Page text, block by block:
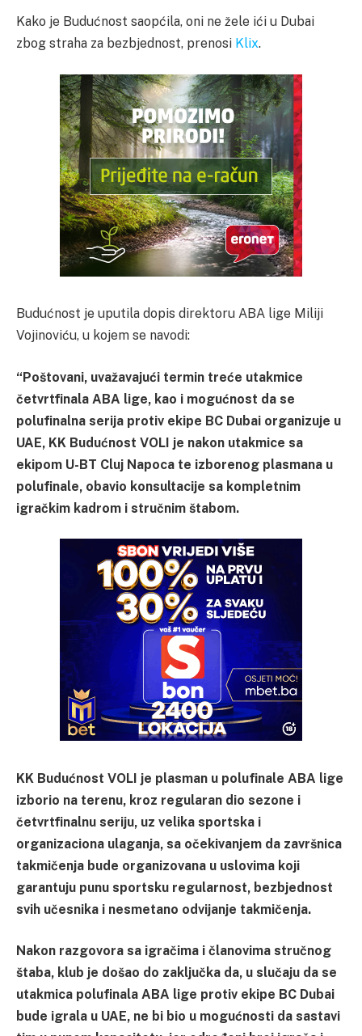
Kako je Budućnost saopćila, oni ne žele ići u Dubai
zbog straha za bezbjednost, prenosi Klix.
Budućnost je uputila dopis direktoru ABA lige Miliji
Vojinoviću, u kojem se navodi:
“Poštovani, uvažavajući termin treće utakmice
četvrtfinala ABA lige, kao i mogućnost da se
polufinalna serija protiv ekipe BC Dubai organizuje u
UAE, KK Budućnost VOLI je nakon utakmice sa
ekipom U-BT Cluj Napoca te izborenog plasmana u
polufinale, obavio konsultacije sa kompletnim
igračkim kadrom i stručnim štabom.
KK Budućnost VOLI je plasman u polufinale ABA lige
izborio na terenu, kroz regularan dio sezone i
četvrtfinalnu seriju, uz velika sportska i
organizaciona ulaganja, sa očekivanjem da završnica
takmičenja bude organizovana u uslovima koji
garantuju punu sportsku regularnost, bezbjednost
svih učesnika i nesmetano odvijanje takmičenja.
Nakon razgovora sa igračima i članovima stručnog
štaba, klub je došao do zaključka da, u slučaju da se
utakmica polufinala ABA lige protiv ekipe BC Dubai
bude igrala u UAE, ne bi bio u mogućnosti da sastavi